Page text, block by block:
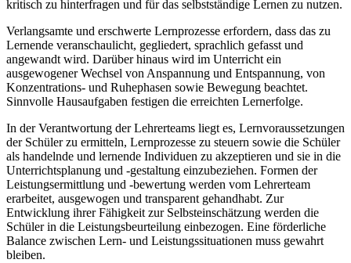
kritisch zu hinterfragen und für das selbstständige Lernen zu nutzen.
Verlangsamte und erschwerte Lernprozesse erfordern, dass das zu
Lernende veranschaulicht, gegliedert, sprachlich gefasst und
angewandt wird. Darüber hinaus wird im Unterricht ein
ausgewogener Wechsel von Anspannung und Entspannung, von
Konzentrations- und Ruhephasen sowie Bewegung beachtet.
Sinnvolle Hausaufgaben festigen die erreichten Lernerfolge.
In der Verantwortung der Lehrerteams liegt es, Lernvoraussetzungen
der Schüler zu ermitteln, Lernprozesse zu steuern sowie die Schüler
als handelnde und lernende Individuen zu akzeptieren und sie in die
Unterrichtsplanung und -gestaltung einzubeziehen. Formen der
Leistungsermittlung und -bewertung werden vom Lehrerteam
erarbeitet, ausgewogen und transparent gehandhabt. Zur
Entwicklung ihrer Fähigkeit zur Selbsteinschätzung werden die
Schüler in die Leistungsbeurteilung einbezogen. Eine förderliche
Balance zwischen Lern- und Leistungssituationen muss gewahrt
bleiben.